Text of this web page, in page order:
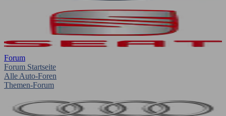
Forum
Forum Startseite
Alle Auto-Foren
Themen-Forum